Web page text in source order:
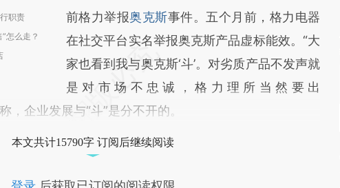
职责
怎么走？
前格力举报奥克斯事件。五个月前，格力电器
在社交平台实名举报奥克斯产品虚标能效。“大
家也看到我与奥克斯‘斗’。对劣质产品不发声就
是对市场不忠诚，格力理所当然要出
，企业发展与“斗”是分不开的。
本文共计15790字 订阅后继续阅读